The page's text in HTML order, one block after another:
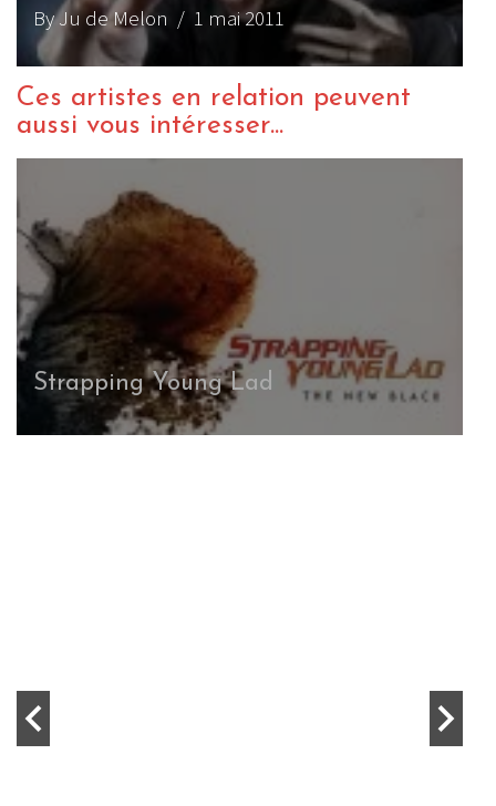
By Ju de Melon / 1 mai 2011
Ces artistes en relation peuvent
aussi vous intéresser...
Devin Townsend Project